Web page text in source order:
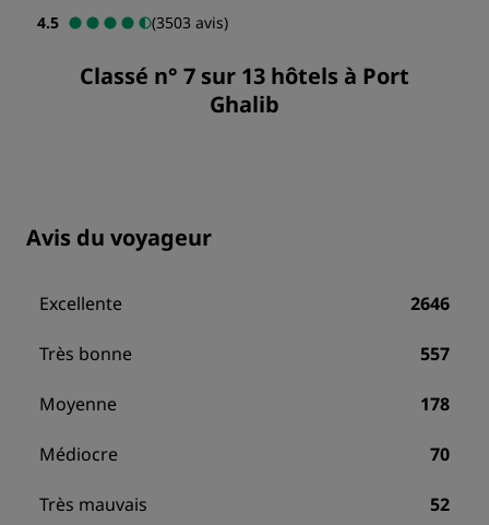
4.5 (3503 avis)
Classé n° 7 sur 13 hôtels à Port
Ghalib
Avis du voyageur
Excellente 2646
Très bonne 557
Moyenne 178
Médiocre 70
Très mauvais 52